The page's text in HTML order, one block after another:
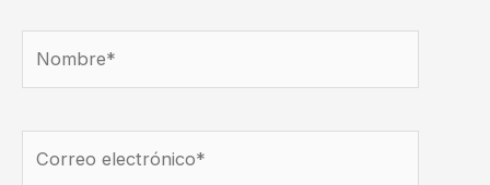
electrónico*